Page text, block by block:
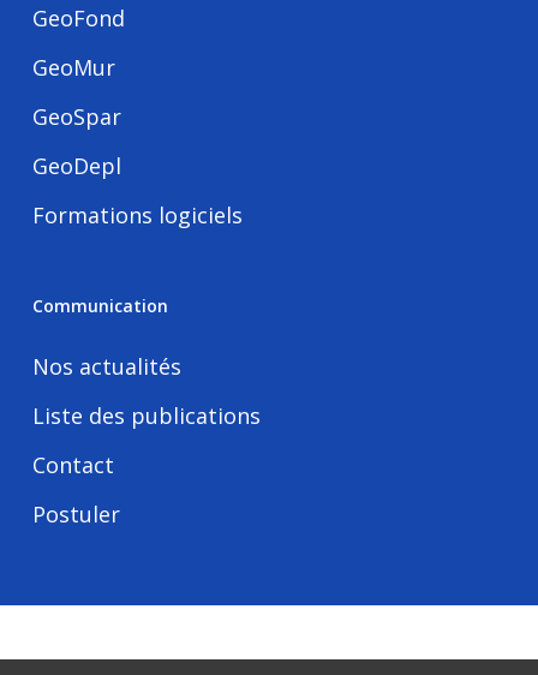
GeoFond
GeoMur
GeoSpar
GeoDepl
Formations logiciels
Communication
Nos actualités
Liste des publications
Contact
Postuler